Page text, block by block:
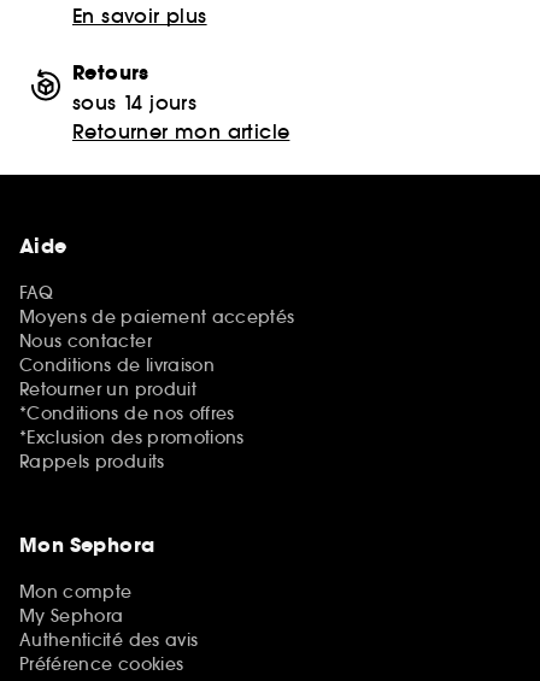
En savoir plus
Retours
sous 14 jours
Retourner mon article
Aide
FAQ
Moyens de paiement acceptés
Nous contacter
Conditions de livraison
Retourner un produit
*Conditions de nos offres
*Exclusion des promotions
Rappels produits
Mon Sephora
Mon compte
My Sephora
Authenticité des avis
Préférence cookies